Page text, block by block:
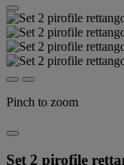
Pinch to zoom
Set 2 pirofile